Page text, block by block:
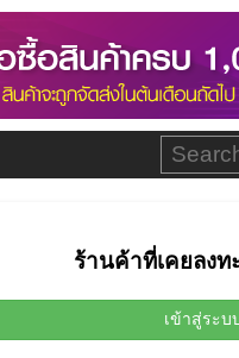
ร้านค้าที่เคยลงท
เข้าสู่ระบ